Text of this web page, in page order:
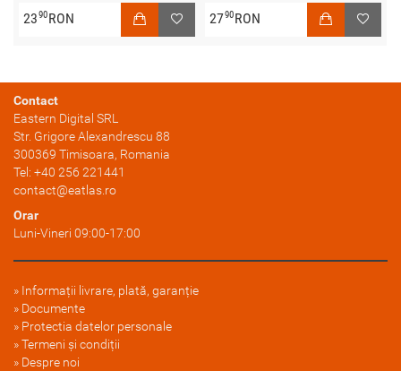
2390RON 2790RON
Contact
Eastern Digital SRL
Str. Grigore Alexandrescu 88
300369 Timisoara, Romania
Tel: +40 256 221441
contact@eatlas.ro
Orar
Luni-Vineri 09:00-17:00
Informații livrare, plată, garanție
Documente
Protectia datelor personale
Termeni și condiții
Despre noi